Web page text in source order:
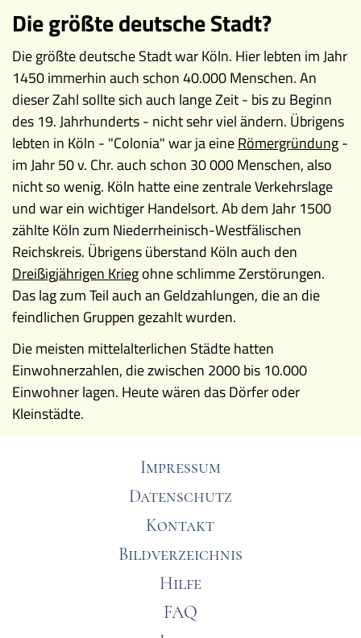
Die größte deutsche Stadt?
Die größte deutsche Stadt war Köln. Hier lebten im Jahr
1450 immerhin auch schon 40.000 Menschen. An
dieser Zahl sollte sich auch lange Zeit - bis zu Beginn
des 19. Jahrhunderts - nicht sehr viel ändern. Übrigens
lebten in Köln - "Colonia" war ja eineRömergründung-
im Jahr 50 v. Chr. auch schon 30 000 Menschen, also
nicht so wenig. Köln hatte eine zentrale Verkehrslage
und war ein wichtiger Handelsort. Ab dem Jahr 1500
zählte Köln zum Niederrheinisch-Westfälischen
Reichskreis. Übrigens überstand Köln auch den
Dreißigjährigen Kriegohne schlimme Zerstörungen.
Das lag zum Teil auch an Geldzahlungen, die an die
feindlichen Gruppen gezahlt wurden.
Die meisten mittelalterlichen Städte hatten
Einwohnerzahlen, die zwischen 2000 bis 10.000
Einwohner lagen. Heute wären das Dörfer oder
Kleinstädte.
Impressum
Datenschutz
Kontakt
Bildverzeichnis
Hilfe
FAQ